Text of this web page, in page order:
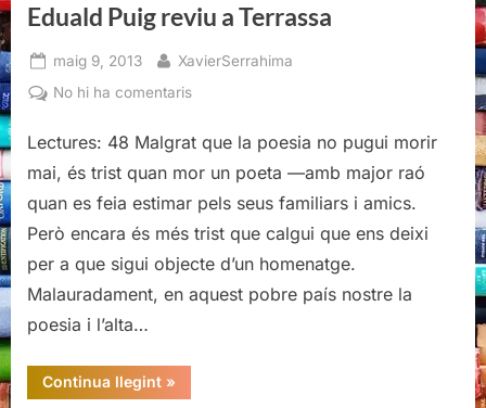
Eduald Puig reviu a Terrassa
Posted
on
maig 9, 2013 By
XavierSerrahima
No hi ha comentarisa
Puig
reviu
Terrassa
Lectures: 48 Malgrat que la poesia no pugui morir
mai, és trist quan mor un poeta —amb major raó
quan es feia estimar pels seus familiars i amics.
Però encara és més trist que calgui que ens deixi
per a que sigui objecte d’un homenatge.
Malauradament, en aquest pobre país nostre la
poesia i l’alta…
Continua llegint“Eduald
Puig
»